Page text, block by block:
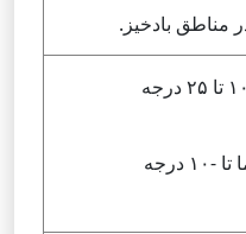
مناطق بادخیز.
– دمای ایده‌آل: ۱۰ تا ۲۵ درجه
– مقاوم به سرما تا -۱۰ درجه